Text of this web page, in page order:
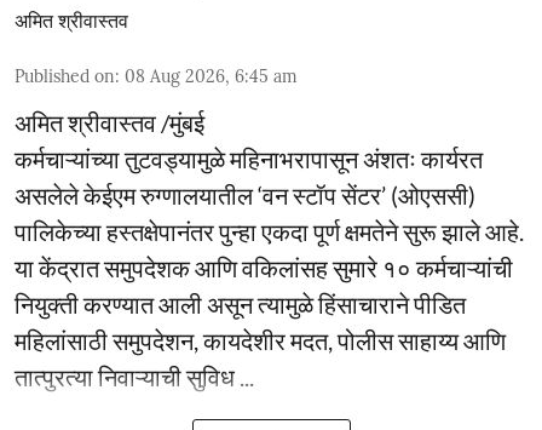
अमित श्रीवास्तव
Published on: 08 Aug 2026, 6:45 am
अमित श्रीवास्तव /मुंबई
कर्मचाऱ्यांच्या तुटवड्यामुळे महिनाभरापासून अंशतः कार्यरत
असलेले केईएम रुग्णालयातील ‘वन स्टॉप सेंटर’ (ओएससी)
पालिकेच्या हस्तक्षेपानंतर पुन्हा एकदा पूर्ण क्षमतेने सुरू झाले आहे.
या केंद्रात समुपदेशक आणि वकिलांसह सुमारे १० कर्मचाऱ्यांची
नियुक्ती करण्यात आली असून त्यामुळे हिंसाचाराने पीडित
महिलांसाठी समुपदेशन, कायदेशीर मदत, पोलीस साहाय्य आणि
तात्पुरत्या निवाऱ्याची सुविध ...